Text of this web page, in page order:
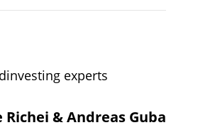
experts
Richei & Andreas Guba